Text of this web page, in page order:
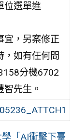
位選單進
宜，另案修正
，如有任何問
分機6702
先生。
「AI衝擊下臺